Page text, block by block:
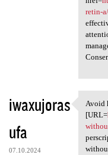
retin-
iwaxujoras
ufa
07.10.2024
Avoid
Avoid
[URL=